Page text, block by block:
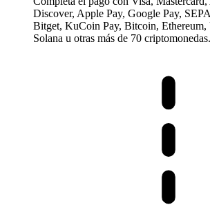
Discover, Apple Pay, Google Pay,
Bitget, KuCoin Pay, Bitcoin,
Solana u otras más de 70 criptomonedas.